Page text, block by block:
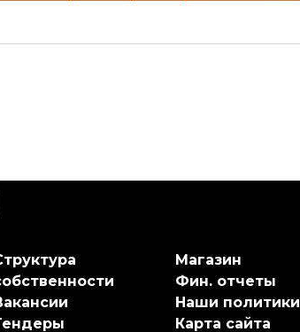
Магазин
Фин. отчеты
Наши политики
Карта сайта